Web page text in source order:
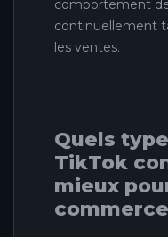
comportement
continuellement
les ventes.
Quels
TikTok
mieux